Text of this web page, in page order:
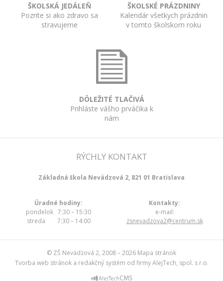
ŠKOLSKÁ JEDÁLEŇ
Pozrite si ako zdravo sa
stravujeme
ŠKOLSKÉ PRÁZDNINY
Kalendár všetkych prázdnin
v tomto školskom roku
DÔLEŽITÉ TLAČIVÁ
Prihláste vášho prváčika k
nám
RÝCHLY KONTAKT
Základná škola Nevädzová 2, 821 01 Bratislava
Úradné hodiny:
pondelok 7:30 – 15:30
streda 7:30 – 14:00
Kontakty:
e-mail:
zsnevadzova2@centrum.sk
© ZŠ Nevädzová 2, 2008 – 2026 Mapa stránok
Tvorba web stránoka redakčný systém od firmyAlejTech, spol. s r.o.